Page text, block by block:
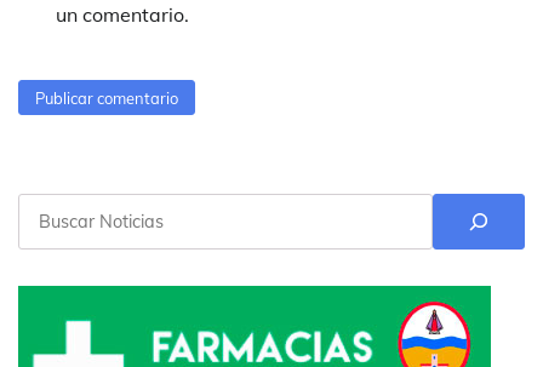
un comentario.